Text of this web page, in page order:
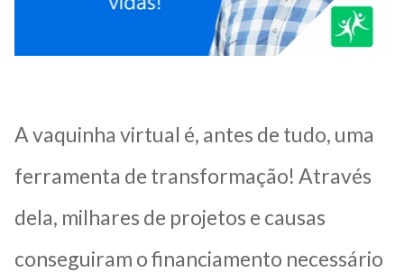
A vaquinha virtual é, antes de tudo, uma
ferramenta de transformação! Através
dela, milhares de projetos e causas
conseguiram o financiamento necessário